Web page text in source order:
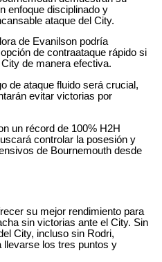
enfoque disciplinado y
ataque del City.
de Evanilson podría
de contraataque rápido si
de manera efectiva.
de ataque fluido será crucial,
evitar victorias por
un récord de 100% H2H
controlar la posesión y
de Bournemouth desde
su mejor rendimiento para
sin victorias ante el City. Sin
City, incluso sin Rodri,
llevarse los tres puntos y